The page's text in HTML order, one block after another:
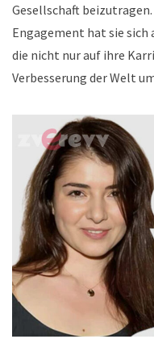
Gesellschaft
Engagement hat sie
die nicht nur auf ihre
Verbesserung der Welt